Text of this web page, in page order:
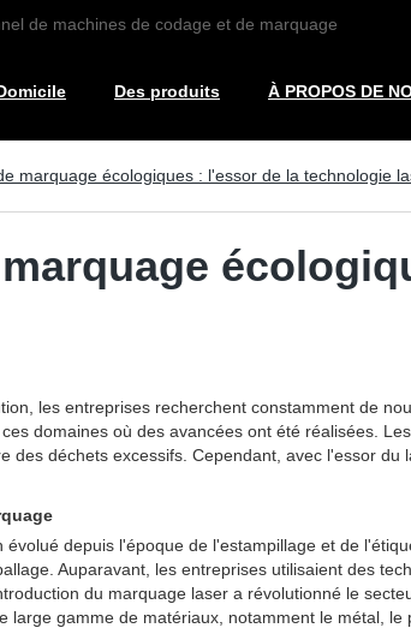
de machines de codage et de marquage
Des produits À PROPOS DE
marquage écologiques : l'essor de la technologie
les entreprises recherchent constamment de
domaines où des avancées ont été réalisées.
des déchets excessifs. Cependant, avec l'essor
depuis l'époque de l'estampillage et de
Auparavant, les entreprises utilisaient des
du marquage laser a révolutionné le
large gamme de matériaux, notamment le métal, le